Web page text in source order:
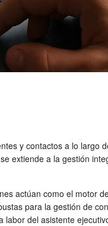
y contactos a lo largo
extiende a la gestión
actúan como el motor
para la gestión de
del asistente